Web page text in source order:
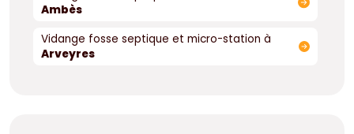
Ambès
Vidange fosse septique et micro-station à
Arveyres